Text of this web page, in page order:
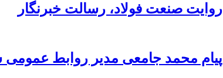
روایت صنعت فولاد،‌ رسالت خبرنگار
پیام محمد جامعی مدیر روابط عمومی